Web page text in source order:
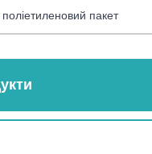
пакет